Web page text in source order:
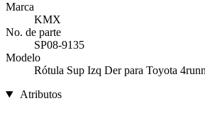
Marca
KMX
No. de parte
SP08-9135
Modelo
Rótula Sup Izq Der para Toyota
Atributos